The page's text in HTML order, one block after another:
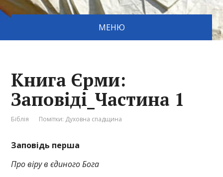
МЕНЮ
Книга Єрми:
Заповіді_Частина 1
Біблія Помітки: Духовна спадщина
Заповідь перша
Про віру в єдиного Бога